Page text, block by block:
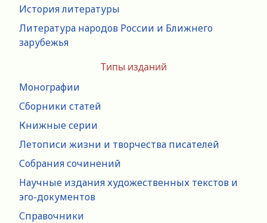
История литературы
Литература народов России и Ближнего
зарубежья
Типы изданий
Монографии
Сборники статей
Книжные серии
Летописи жизни и творчества писателей
Собрания сочинений
Научные издания художественных текстов и
эго-документов
Справочники